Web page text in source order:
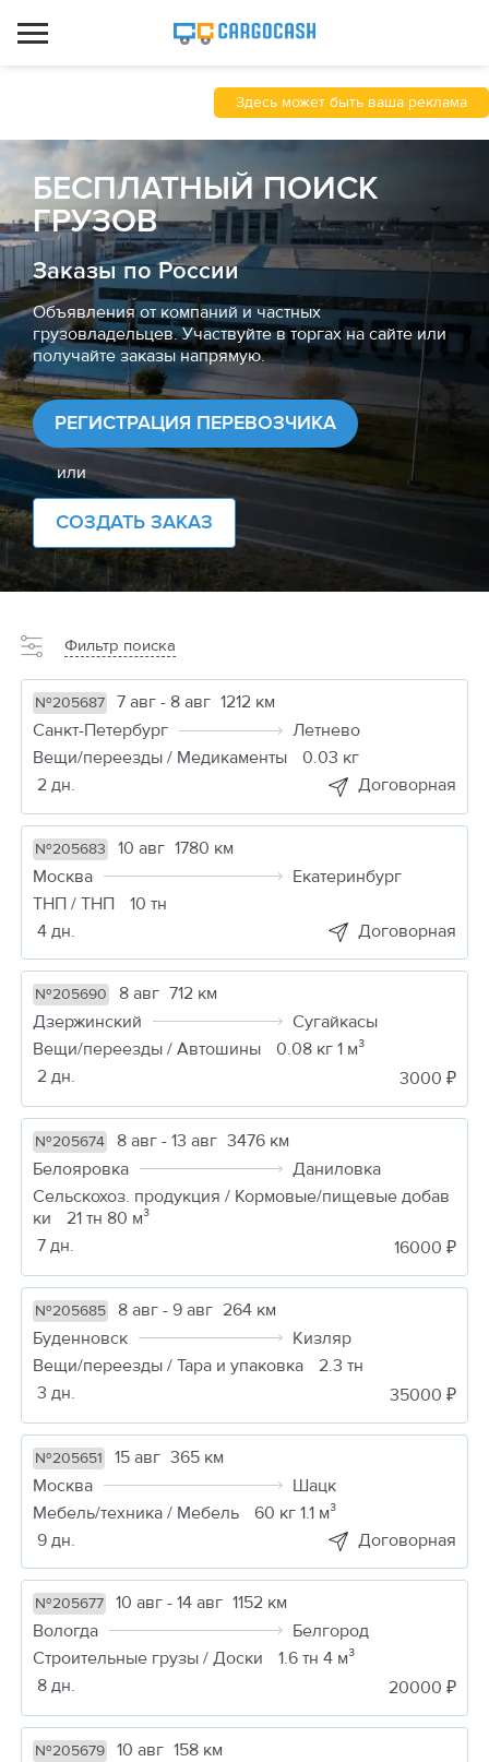
Здесь может быть ваша реклама
БЕСПЛАТНЫЙ ПОИСК
ГРУЗОВ
Заказы по России
Объявления от компаний и частных
грузовладельцев. Участвуйте в торгах на сайте или
получайте заказы напрямую.
РЕГИСТРАЦИЯ ПЕРЕВОЗЧИКА
или
СОЗДАТЬ ЗАКАЗ
Фильтр поиска
№205687 7 авг - 8 авг 1212 км
Санкт-Петербург
Летнево
Вещи/переезды / Медикаменты
0.03 кг
2 дн.
Договорная
№205683 10 авг 1780 км
Москва
Екатеринбург
ТНП / ТНП
10 тн
4 дн.
Договорная
№205690 8 авг 712 км
Дзержинский
Сугайкасы
Вещи/переезды / Автошины
0.08 кг 1 м³
2 дн.
3000 ₽
№205674 8 авг - 13 авг 3476 км
Белояровка
Даниловка
Сельскохоз. продукция / Кормовые/пищевые добав
ки
21 тн 80 м³
7 дн.
16000 ₽
№205685 8 авг - 9 авг 264 км
Буденновск
Кизляр
Вещи/переезды / Тара и упаковка
2.3 тн
3 дн.
35000 ₽
№205651 15 авг 365 км
Москва
Шацк
Мебель/техника / Мебель
60 кг 1.1 м³
9 дн.
Договорная
№205677 10 авг - 14 авг 1152 км
Вологда
Белгород
Строительные грузы / Доски
1.6 тн 4 м³
8 дн.
20000 ₽
№205679 10 авг 158 км